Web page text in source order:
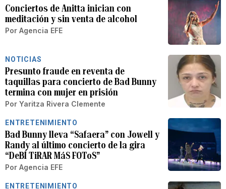
Conciertos de Anitta inician con
meditación y sin venta de alcohol
Por Agencia EFE
NOTICIAS
Presunto fraude en reventa de
taquillas para concierto de Bad Bunny
termina con mujer en prisión
Por Yaritza Rivera Clemente
ENTRETENIMIENTO
Bad Bunny lleva “Safaera” con Jowell y
Randy al último concierto de la gira
“DeBÍ TiRAR MáS FOToS”
Por Agencia EFE
ENTRETENIMIENTO